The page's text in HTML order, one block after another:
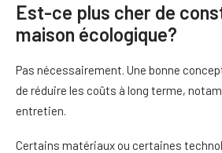
Est-ce plus cher de
maison écologique?
Pas nécessairement. Une bonne
de réduire les coûts à long terme,
entretien.
Certains matériaux ou certaines